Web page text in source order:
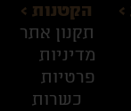
הקטנות >
תקנון אתר
מדיניות
פרטיות
כשרות